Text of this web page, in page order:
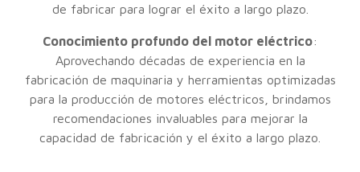
de fabricar para lograr el éxito a largo plazo.
Conocimiento profundo del motor eléctrico:
Aprovechando décadas de experiencia en la
fabricación de maquinaria y herramientas optimizadas
para la producción de motores eléctricos, brindamos
recomendaciones invaluables para mejorar la
capacidad de fabricación y el éxito a largo plazo.